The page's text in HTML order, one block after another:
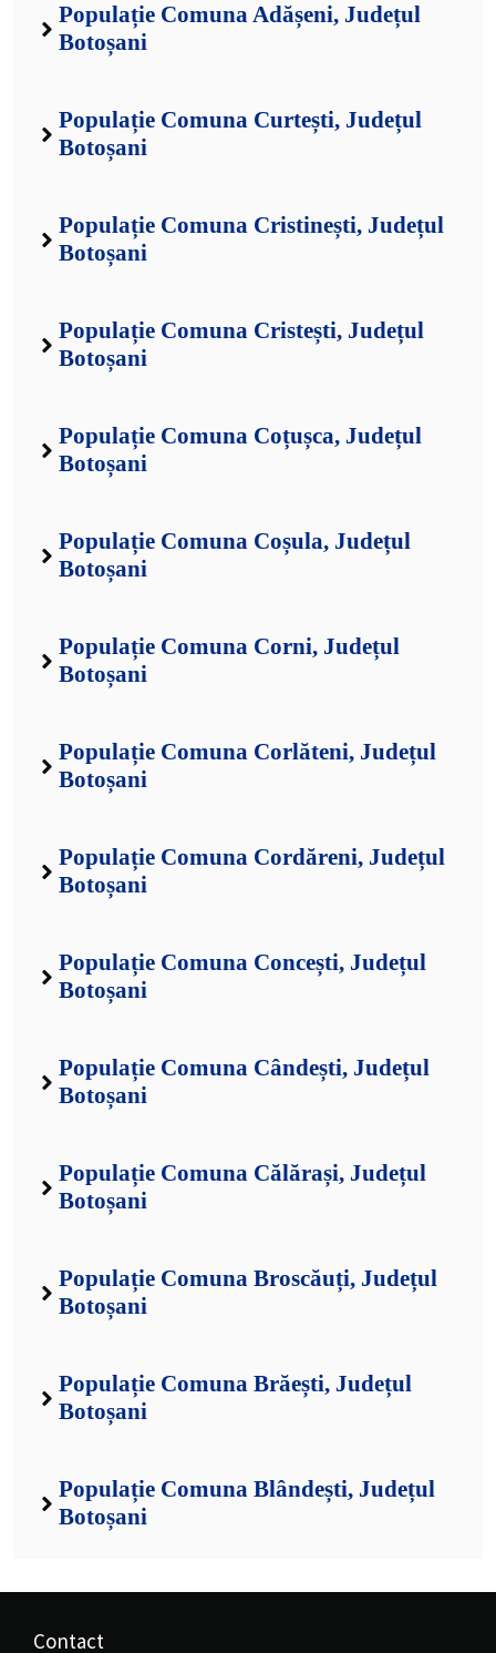
Populație Comuna Adășeni, Județul
Botoșani
Populație Comuna Curtești, Județul
Botoșani
Populație Comuna Cristinești, Județul
Botoșani
Populație Comuna Cristești, Județul
Botoșani
Populație Comuna Coțușca, Județul
Botoșani
Populație Comuna Coșula, Județul
Botoșani
Populație Comuna Corni, Județul
Botoșani
Populație Comuna Corlăteni, Județul
Botoșani
Populație Comuna Cordăreni, Județul
Botoșani
Populație Comuna Concești, Județul
Botoșani
Populație Comuna Cândești, Județul
Botoșani
Populație Comuna Călărași, Județul
Botoșani
Populație Comuna Broscăuți, Județul
Botoșani
Populație Comuna Brăești, Județul
Botoșani
Populație Comuna Blândești, Județul
Botoșani
Contact